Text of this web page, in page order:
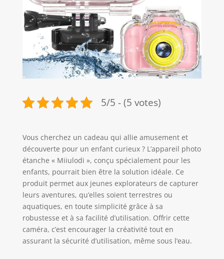
5/5 - (5 votes)
Vous cherchez un cadeau qui allie amusement et
découverte pour un enfant curieux ? L’appareil photo
étanche « Miiulodi », conçu spécialement pour les
enfants, pourrait bien être la solution idéale. Ce
produit permet aux jeunes explorateurs de capturer
leurs aventures, qu’elles soient terrestres ou
aquatiques, en toute simplicité grâce à sa
robustesse et à sa facilité d’utilisation. Offrir cette
caméra, c’est encourager la créativité tout en
assurant la sécurité d’utilisation, même sous l’eau.